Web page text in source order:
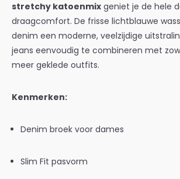
stretchy katoenmix geniet je de hele
draagcomfort. De frisse lichtblauwe
denim een moderne, veelzijdige
jeans eenvoudig te combineren met
meer geklede outfits.
Kenmerken:
Denim broek voor dames
Slim Fit pasvorm